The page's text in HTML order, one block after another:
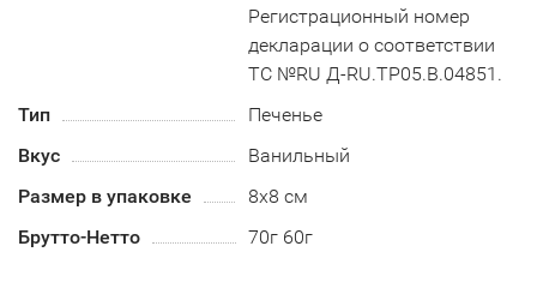
Регистрационный номер
декларации о соответствии
ТС №RU Д-RU.TP05.B.04851.
Тип
Печенье
Вкус
Ванильный
Размер в упаковке
8х8 см
Брутто-Нетто
70г 60г